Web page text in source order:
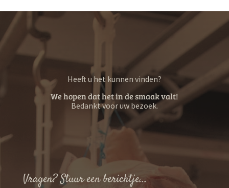
Heeft u het kunnen vinden?
We hopen dat het in de smaak valt!
Bedankt voor uw bezoek.
Vragen? Stuur een berichtje...